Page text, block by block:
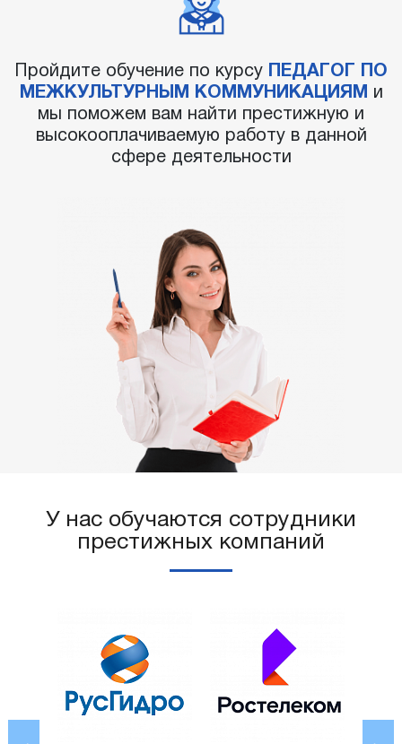
Пройдите обучение по курсу
ПЕДАГОГ ПО
МЕЖКУЛЬТУРНЫМ КОММУНИКАЦИЯМ и
мы поможем вам найти престижную и
высокооплачиваемую работу в данной
сфере деятельности
У нас обучаются сотрудники
престижных компаний